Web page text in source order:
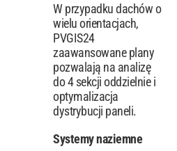
W przypadku dachów o
wielu orientacjach,
PVGIS24
zaawansowane plany
pozwalają na analizę
do 4 sekcji oddzielnie i
optymalizacja
dystrybucji paneli.
Systemy naziemne